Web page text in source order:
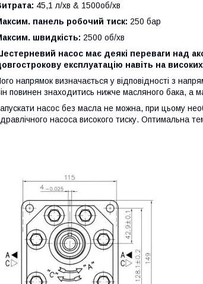
45,1 л/хв & 1500об/хв
панель робочий тиск: 250 бар
швидкість: 2500 об/хв
насос має деякі переваги над
експлуатацію навіть на
напрямок визначається у відповідності з
повинен знаходитись нижче масляного бака, а
насос без масла не можна, при цьому
насоса високого тиску. Оптимальна